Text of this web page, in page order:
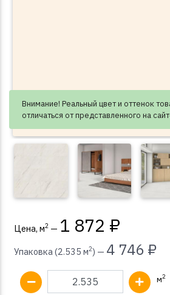
Внимание! Реальный цвет и оттенок
отличаться от представленного на
Цена, м2 — 1 872 ₽
Упаковка (2.535 м2) — 4 746 ₽
м2